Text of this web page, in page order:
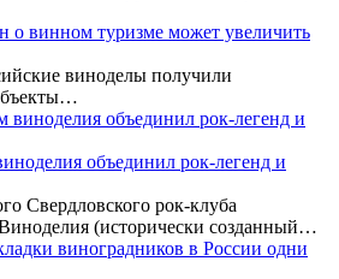
о винном туризме может увеличить
виноделы получили
объединил рок-легенд и
Свердловского рок-клуба
(исторически созданный…